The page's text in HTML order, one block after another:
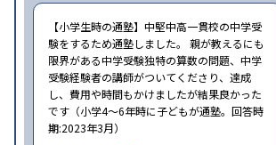
【小学生時の通塾】中堅中高一貫校の中学受
験をするため通塾しました。 親が教えるにも
限界がある中学受験独特の算数の問題、中学
受験経験者の講師がついてくださり、達成
し、費用や時間もかけましたが結果良かった
です（小学4〜6年時に子どもが通塾。回答時
期:2023年3月）